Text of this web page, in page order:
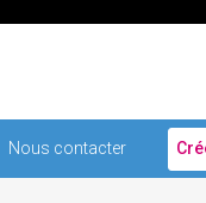
Nous contacter